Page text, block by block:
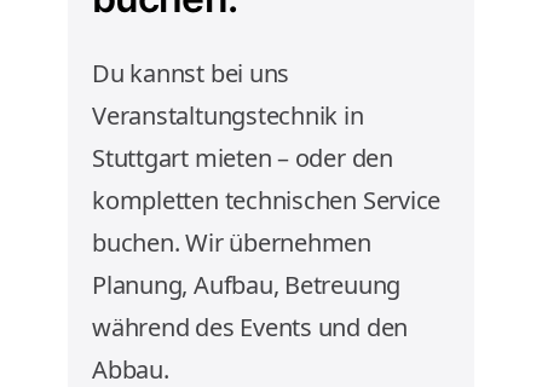
Du kannst bei uns
Veranstaltungstechnik in
Stuttgart mieten – oder den
kompletten technischen Service
buchen. Wir übernehmen
Planung, Aufbau, Betreuung
während des Events und den
Abbau.